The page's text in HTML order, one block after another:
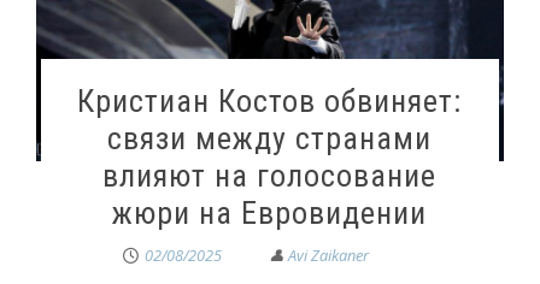
Кристиан Костов обвиняет:
связи между странами
влияют на голосование
жюри на Евровидении
02/08/2025